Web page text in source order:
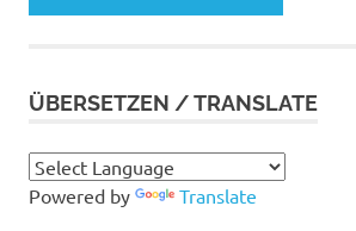
ÜBERSETZEN / TRANSLATE
Powered by Translate